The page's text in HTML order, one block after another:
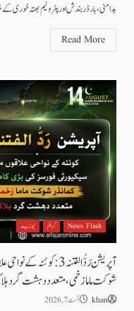
بدامنی، بارڈر بندش اور پٹرولیم بھتہ
Read More
News Flash کرائم نیوز بیٹ
آپریشن رَدُّ الفتنہ 3:
شوکت ماما زخمی، متعدد دہشت گرد
khan اگست 7, 2026